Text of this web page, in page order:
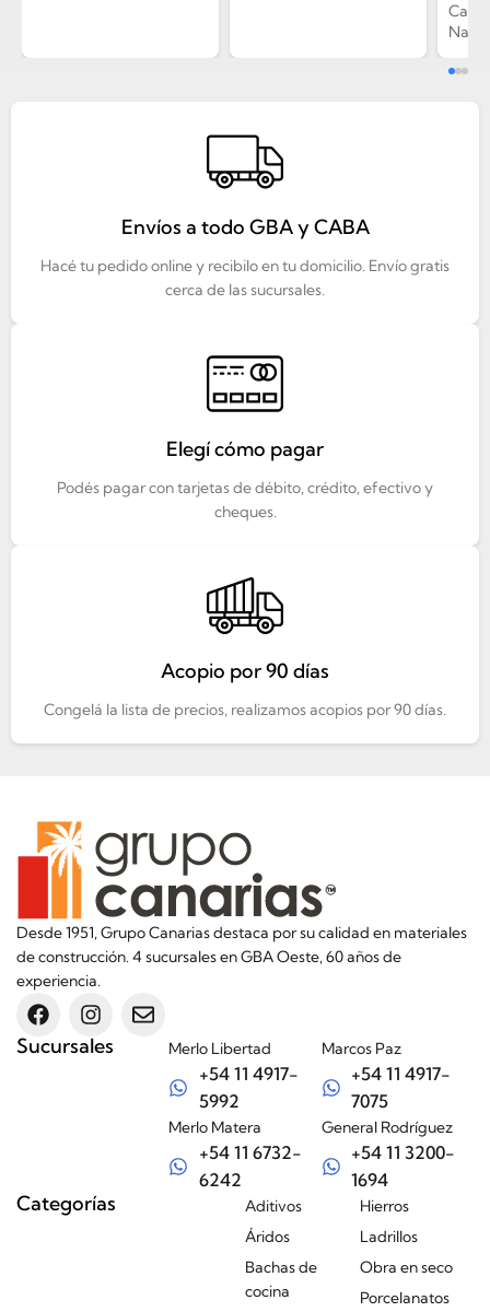
Envíos a todo GBA y CABA
Hacé tu pedido online y recibilo en tu domicilio. Envío gratis
cerca de las sucursales.
Elegí cómo pagar
Podés pagar con tarjetas de débito, crédito, efectivo y
cheques.
Acopio por 90 días
Congelá la lista de precios, realizamos acopios por 90 días.
Desde 1951, Grupo Canarias destaca por su calidad en materiales
de construcción. 4 sucursales en GBA Oeste, 60 años de
experiencia.
Sucursales Merlo Libertad
+54 11 4917-
5992
Merlo Matera
+54 11 6732-
6242
Marcos Paz
+54 11 4917-
7075
General Rodríguez
+54 11 3200-
1694
Categorías
Aditivos
Áridos
Bachas de
cocina
Hierros
Ladrillos
Obra en seco
Porcelanatos